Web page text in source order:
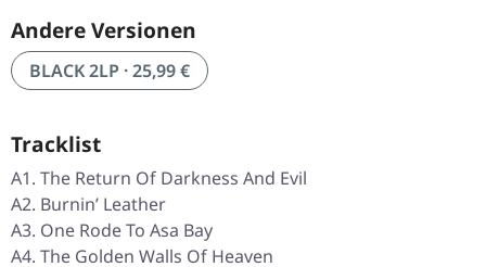
Andere Versionen
BLACK 2LP · 25,99 €
Tracklist
A1. The Return Of Darkness And Evil
A2. Burnin’ Leather
A3. One Rode To Asa Bay
A4. The Golden Walls Of Heaven